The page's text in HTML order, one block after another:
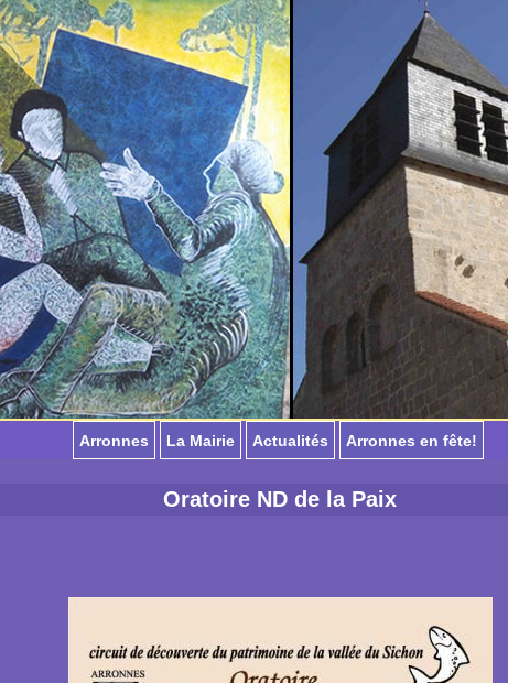
Arronnes La Mairie Actualités Arronnes en fête!
Oratoire ND de la Paix